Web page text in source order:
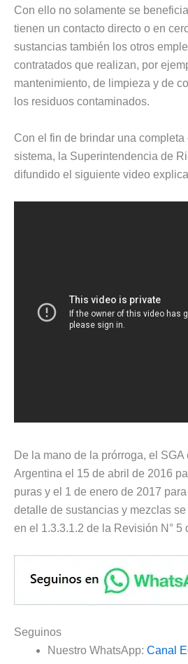
Con ello no solamente se
tienen un contacto directo o en
sustancias también los otros
contratados que realizan, por
mantenimiento, de limpieza y de
los residuos contaminados.
Con el fin de brindar una
sistema, la Superintendencia de
difundido el siguiente video
De la mano de la prórroga, el
Argentina el 15 de abril de 2016
puras y el 1 de enero de 2017
detalle de sustancias y mezclas
en el 1.3.3.1.2 de la Revisión N° 5
Seguinos
Nuestro WhatsApp: Canal